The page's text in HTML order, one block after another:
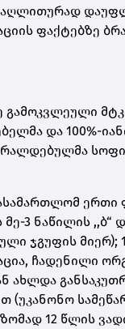
ფაქტებზე
გამოკვლეული
და 100%-
ერთი
მე-3 ნაწილის
ჯგუფის მიერ);
ჩადენილი
ახლდა
(უკანონო
12 წლის